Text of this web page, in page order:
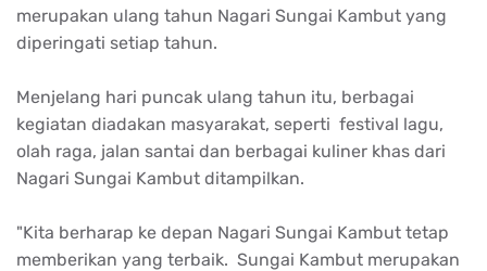
merupakan ulang tahun Nagari Sungai Kambut yang
diperingati setiap tahun.
Menjelang hari puncak ulang tahun itu, berbagai
kegiatan diadakan masyarakat, seperti festival lagu,
olah raga, jalan santai dan berbagai kuliner khas dari
Nagari Sungai Kambut ditampilkan.
"Kita berharap ke depan Nagari Sungai Kambut tetap
memberikan yang terbaik. Sungai Kambut merupakan